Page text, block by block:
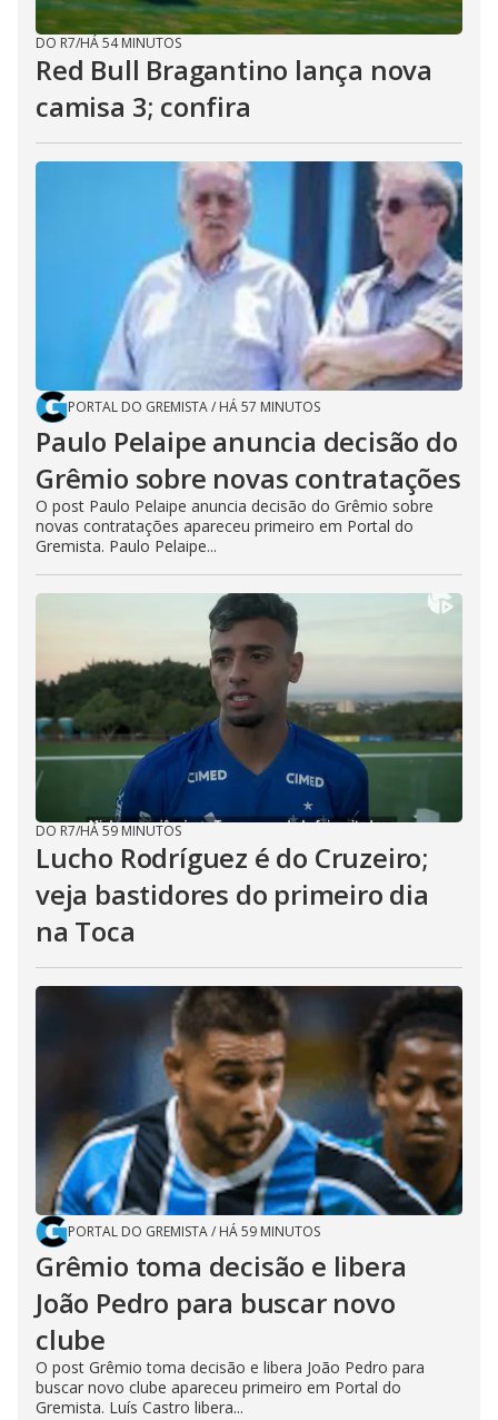
DO R7/HÁ 54 MINUTOS
Red Bull Bragantino lança nova
camisa 3; confira
PORTAL DO GREMISTA/ HÁ 57 MINUTOS
Paulo Pelaipe anuncia decisão do
Grêmio sobre novas contratações
O post Paulo Pelaipe anuncia decisão do Grêmio sobre
novas contratações apareceu primeiro em Portal do
Gremista. Paulo Pelaipe...
DO R7/HÁ 59 MINUTOS
Lucho Rodríguez é do Cruzeiro;
veja bastidores do primeiro dia
na Toca
PORTAL DO GREMISTA/ HÁ 59 MINUTOS
Grêmio toma decisão e libera
João Pedro para buscar novo
clube
O post Grêmio toma decisão e libera João Pedro para
buscar novo clube apareceu primeiro em Portal do
Gremista. Luís Castro libera...